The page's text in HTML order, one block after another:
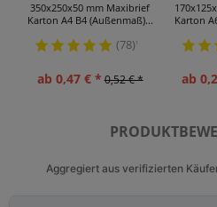
350x250x50 mm Maxibrief
Karton A4 B4 (Außenmaß)...
(78)¹
ab 0,47 € * 0,52 € *
Karton
ab
Aggregiert aus verifizierten